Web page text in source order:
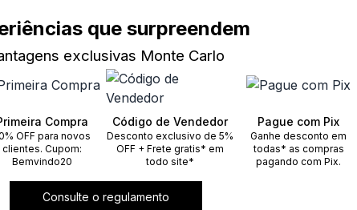
que surpreendem
exclusivas Monte Carlo
Compra
OFF para novos
clientes. Cupom:
Bemvindo20
Código de Vendedor
Desconto exclusivo de 5%
OFF + Frete gratis* em
todo site*
Pague com Pix
Ganhe desconto em
todas* as compras
pagando com Pix.
Consulte o regulamento